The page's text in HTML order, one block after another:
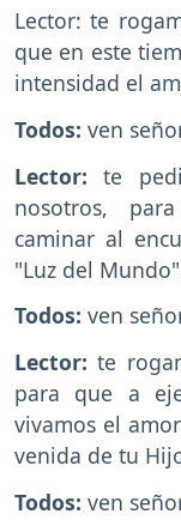
Lector: te
que en este
intensidad el
Todos: ven
Lector: te
nosotros,
caminar al
"Luz del
Todos: ven
Lector:te
para que a
vivamos el
venida de tu
Todos: ven